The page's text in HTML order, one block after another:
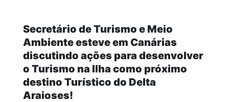
Secretário de Turismo e Meio
Ambiente esteve em Canárias
discutindo ações para desenvolver
o Turismo na Ilha como próximo
destino Turístico do Delta
Araioses!